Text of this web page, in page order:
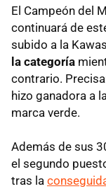
El Campeón del
continuará de
subido a la
la categoría
contrario.
hizo ganadora a
marca verde.
Además de sus
el segundo
tras la